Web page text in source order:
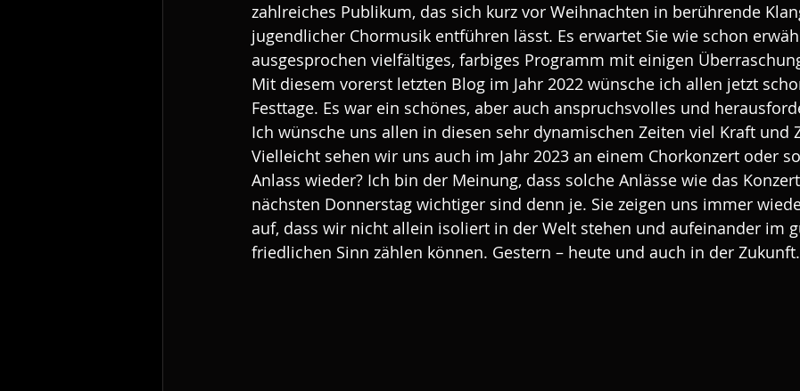
zahlreiches Publikum, das sich kurz vor Weihnachten in berührende
jugendlicher Chormusik entführen lässt. Es erwartet Sie wie schon
ausgesprochen vielfältiges, farbiges Programm mit einigen
Mit diesem vorerst letzten Blog im Jahr 2022 wünsche ich allen jetzt
Festtage. Es war ein schönes, aber auch anspruchsvolles und
Ich wünsche uns allen in diesen sehr dynamischen Zeiten viel Kraft und
Vielleicht sehen wir uns auch im Jahr 2023 an einem Chorkonzert oder
Anlass wieder? Ich bin der Meinung, dass solche Anlässe wie das
nächsten Donnerstag wichtiger sind denn je. Sie zeigen uns immer
auf, dass wir nicht allein isoliert in der Welt stehen und aufeinander im
friedlichen Sinn zählen können. Gestern – heute und auch in der Zukunft.